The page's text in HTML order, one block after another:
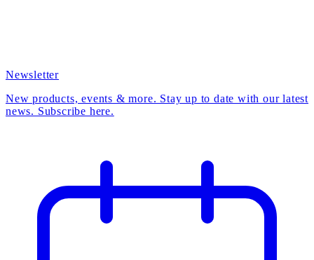
Newsletter
New products, events & more. Stay up to date with our latest
news. Subscribe here.